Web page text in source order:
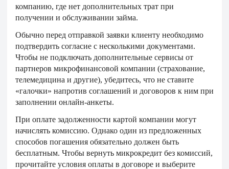
компанию, где нет дополнительных трат при
получении и обслуживании займа.
Обычно перед отправкой заявки клиенту необходимо
подтвердить согласие с несколькими документами.
Чтобы не подключать дополнительные сервисы от
партнеров микрофинансовой компании (страхование,
телемедицина и другие), убедитесь, что не ставите
«галочки» напротив соглашений и договоров к ним при
заполнении онлайн-анкеты.
При оплате задолженности картой компании могут
начислять комиссию. Однако один из предложенных
способов погашения обязательно должен быть
бесплатным. Чтобы вернуть микрокредит без комиссий,
прочитайте условия оплаты в договоре и выберите